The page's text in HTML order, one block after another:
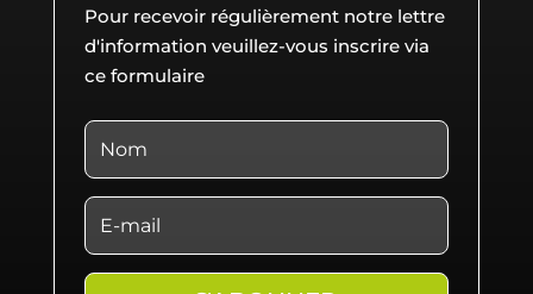
Pour recevoir régulièrement notre lettre
d'information veuillez-vous inscrire via
ce formulaire